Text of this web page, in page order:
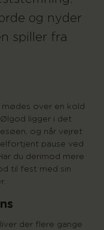
og nyder
spiller fra
over en kold
ligger i det
og når vejret
pause ved
du derimod mere
til fest med sin
der flere gange